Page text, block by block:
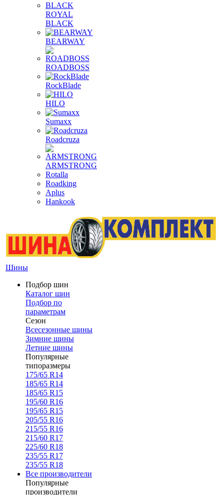
ROYAL
BLACK
BEARWAY
ROADBOSS
RockBlade
HILO
Sumaxx
Roadcruza
ARMSTRONG
Rotalla
Roadking
Aplus
Hankook
Шины
Подбор шин
Каталог шин
Подбор по
параметрам
Сезон
Всесезонные шины
Зимние шины
Летние шины
Популярные
типоразмеры
175/65 R14
185/65 R14
185/65 R15
195/60 R16
195/65 R15
205/55 R16
215/55 R16
215/60 R17
225/60 R18
235/55 R17
235/55 R18
Все производители
Популярные
производители